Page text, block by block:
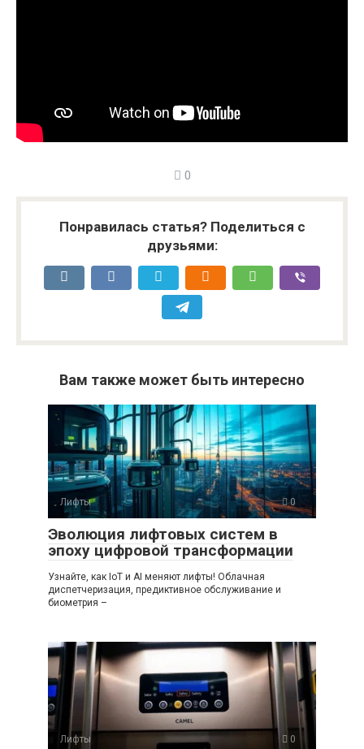
0
Понравилась статья? Поделиться с
друзьями:
Вам также может быть интересно
Лифты 0
Эволюция лифтовых систем в
эпоху цифровой трансформации
Узнайте, как IoT и AI меняют лифты! Облачная
диспетчеризация, предиктивное обслуживание и
биометрия –
Лифты 0